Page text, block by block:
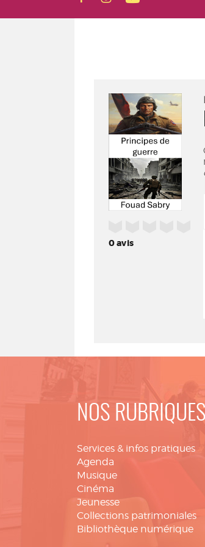
0avis
NOS RUBRIQUES
Services & infos pratiques
Agenda
Musique
Cinéma
Jeunesse
Collections patrimoniales
Bibliothèque numérique